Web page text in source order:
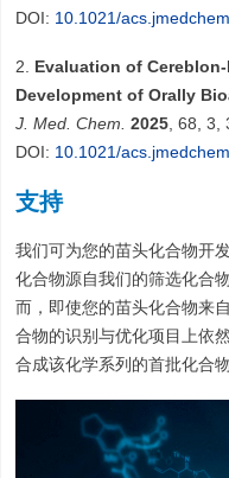
DOI: 10.1021/
2.
Evaluation of
Development of Orally
J. Med. Chem. 2025, 68, 3,
DOI: 10.1021/
支持
我们可为您的苗头化合物开
化合物源自我们的筛选化合
而，即使您的苗头化合物来
合物的识别与优化项目上依
合成该化学系列的首批化合